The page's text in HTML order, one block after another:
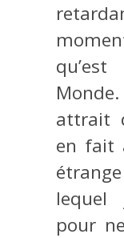
attrait
en fait
lequel
pour